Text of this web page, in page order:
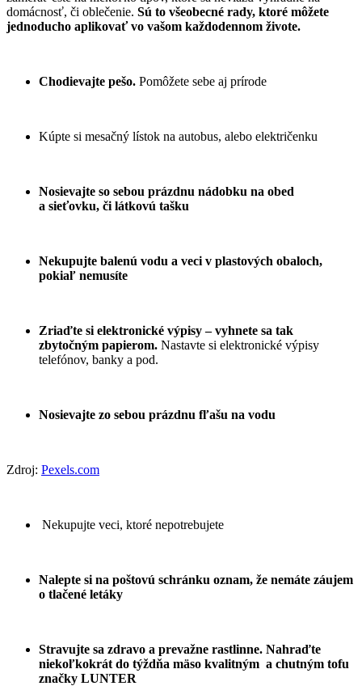
domácnosť, či oblečenie. Sú to všeobecné rady, ktoré môžete
jednoducho aplikovať vo vašom každodennom živote.
Chodievajte pešo. Pomôžete sebe aj prírode
Kúpte si mesačný lístok na autobus, alebo električenku
Nosievajte so sebou prázdnu nádobku na obed
a sieťovku, či látkovú tašku
Nekupujte balenú vodu a veci v plastových obaloch,
pokiaľ nemusíte
Zriaďte si elektronické výpisy – vyhnete sa tak
zbytočným papierom. Nastavte si elektronické výpisy
telefónov, banky a pod.
Nosievajte zo sebou prázdnu fľašu na vodu
Zdroj: Pexels.com
Nekupujte veci, ktoré nepotrebujete
Nalepte si na poštovú schránku oznam, že nemáte záujem
o tlačené letáky
Stravujte sa zdravo a prevažne rastlinne. Nahraďte
niekoľkokrát do týždňa mäso kvalitným a chutným tofu
značky LUNTER